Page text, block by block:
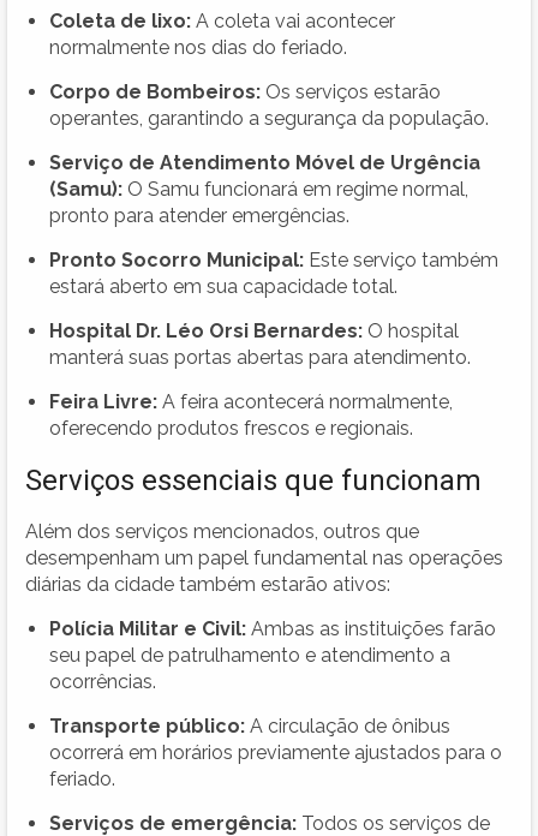
Coleta de lixo: A coleta vai acontecer
normalmente nos dias do feriado.
Corpo de Bombeiros: Os serviços estarão
operantes, garantindo a segurança da população.
Serviço de Atendimento Móvel de Urgência
(Samu): O Samu funcionará em regime normal,
pronto para atender emergências.
Pronto Socorro Municipal: Este serviço também
estará aberto em sua capacidade total.
Hospital Dr. Léo Orsi Bernardes: O hospital
manterá suas portas abertas para atendimento.
Feira Livre: A feira acontecerá normalmente,
oferecendo produtos frescos e regionais.
Serviços essenciais que funcionam
Além dos serviços mencionados, outros que
desempenham um papel fundamental nas operações
diárias da cidade também estarão ativos:
Polícia Militar e Civil: Ambas as instituições farão
seu papel de patrulhamento e atendimento a
ocorrências.
Transporte público: A circulação de ônibus
ocorrerá em horários previamente ajustados para o
feriado.
Serviços de emergência: Todos os serviços de